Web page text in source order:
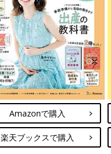
Amazonで購入
楽天ブックスで購入